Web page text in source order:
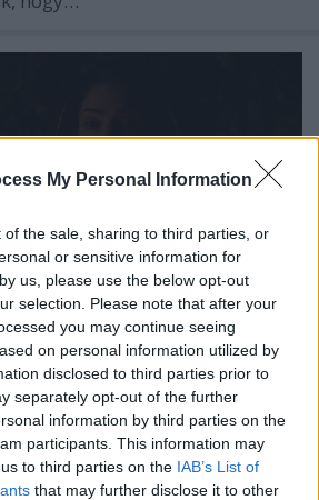
My Personal Information
of the sale, sharing to third parties, or
or sensitive information for
us, please use the below opt-out
selection. Please note that after your
you may continue seeing
on personal information utilized by
disclosed to third parties prior to
separately opt-out of the further
information by third parties on the
participants. This information may
to third parties on the IAB’s List of
that may further disclose it to other
a boszorkányok
hívta fel a figyelmünket arra,
részében a pokolbéli
szavakat használnak a pokol